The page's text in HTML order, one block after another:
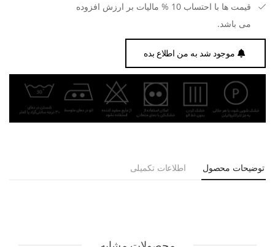
قیمت ها با احتساب 10 % مالیات بر ارزش افزوده
می باشد.
موجود شد به من اطلاع بده
توضیحات محصول اطلاعات تکمیلی